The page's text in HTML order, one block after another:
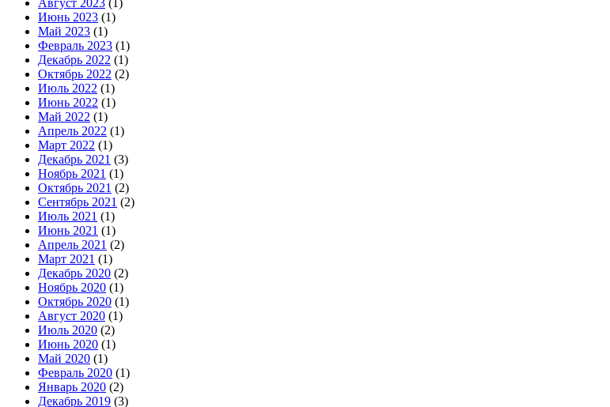
Июнь 2023 (1)
Май 2023 (1)
Февраль 2023 (1)
Декабрь 2022 (1)
Октябрь 2022 (2)
Июль 2022 (1)
Июнь 2022 (1)
Май 2022 (1)
Апрель 2022 (1)
Март 2022 (1)
Декабрь 2021 (3)
Ноябрь 2021 (1)
Октябрь 2021 (2)
Сентябрь 2021 (2)
Июль 2021 (1)
Июнь 2021 (1)
Апрель 2021 (2)
Март 2021 (1)
Декабрь 2020 (2)
Ноябрь 2020 (1)
Октябрь 2020 (1)
Август 2020 (1)
Июль 2020 (2)
Июнь 2020 (1)
Май 2020 (1)
Февраль 2020 (1)
Январь 2020 (2)
Декабрь 2019 (3)